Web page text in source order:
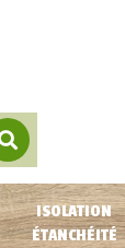
ISOLATION
ÉTANCHÉITÉ